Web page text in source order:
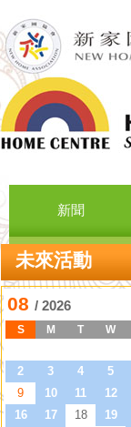
新聞
未來活動